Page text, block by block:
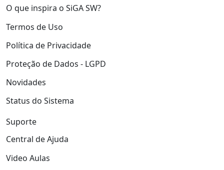
O que inspira o SiGA SW?
Termos de Uso
Política de Privacidade
Proteção de Dados - LGPD
Novidades
Status do Sistema
Suporte
Central de Ajuda
Video Aulas